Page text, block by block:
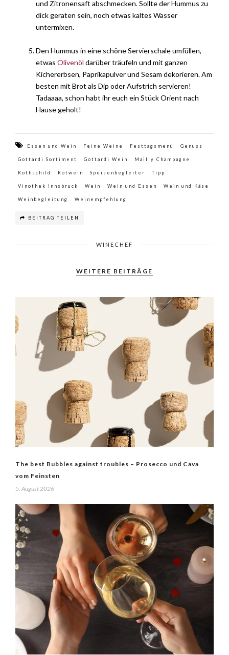
und Zitronensaft abschmecken. Sollte der Hummus zu
dick geraten sein, noch etwas kaltes Wasser
untermixen.
Den Hummus in eine schöne Servierschale umfüllen,
etwas Olivenöl darüber träufeln und mit ganzen
Kichererbsen, Paprikapulver und Sesam dekorieren. Am
besten mit Brot als Dip oder Aufstrich servieren!
Tadaaaa, schon habt ihr euch ein Stück Orient nach
Hause geholt!
Essen und Wein Feine Weine Festtagsmenü Genuss
Gottardi Sortiment Gottardi Wein Mailly Champagne
Rothschild Rotwein Speisenbegleiter Tipp
Vinothek Innsbruck Wein Wein und Essen Wein und Käse
Weinbegleitung Weinempfehlung
BEITRAG TEILEN
WINECHEF
WEITERE BEITRÄGE
The best Bubbles against troubles – Prosecco und Cava
vom Feinsten
5. August 2026